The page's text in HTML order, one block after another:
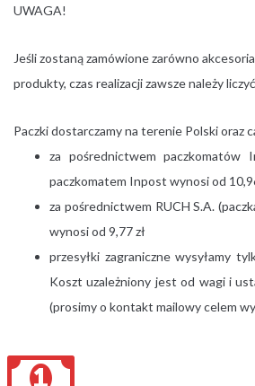
UWAGA!
Jeśli zostaną zamówione zarówno
produkty, czas realizacji zawsze należy
Paczki dostarczamy na terenie Polski oraz
za pośrednictwem paczkomatów
paczkomatem Inpost wynosi od
za pośrednictwem RUCH S.A.
wynosi od 9,77 zł
przesyłki zagraniczne wysyłamy
Koszt uzależniony jest od wagi i
(prosimy o kontakt mailowy celem